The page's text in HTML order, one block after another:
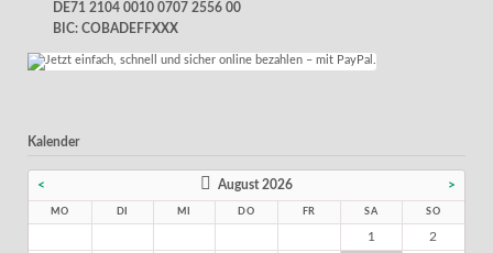
DE71 2104 0010 0707 2556 00
BIC: COBADEFFXXX
Kalender
< August 2026 >
MO DI MI DO FR SA SO
1 2